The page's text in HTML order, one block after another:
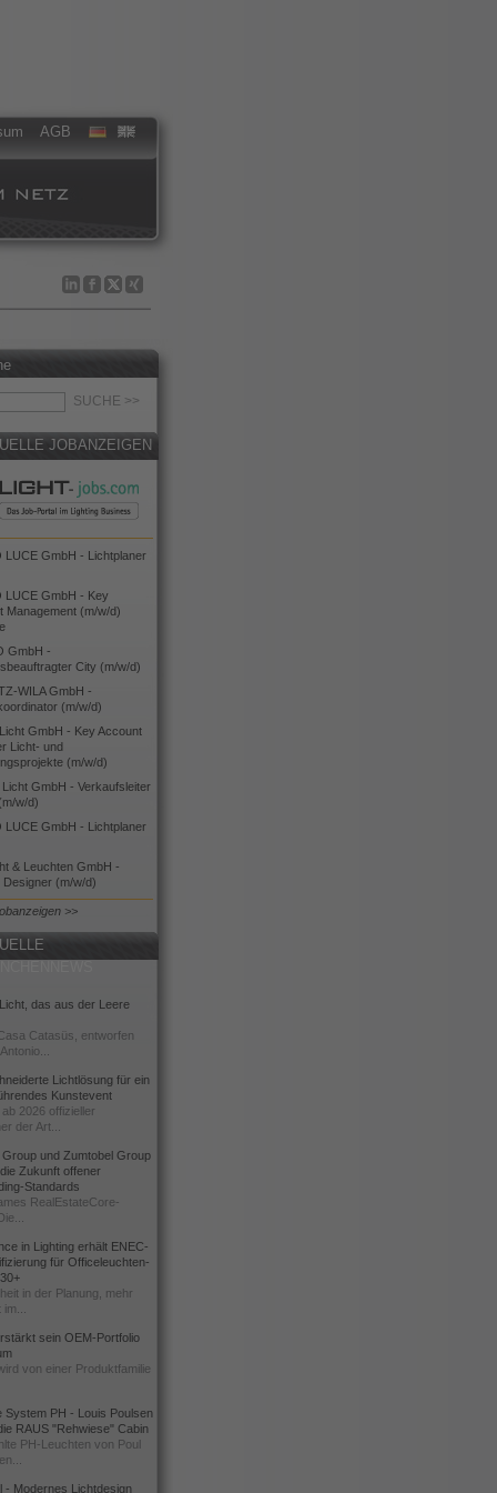
AGB
JOBANZEIGEN
LUCE GmbH - Lichtplaner
LUCE GmbH - Key
Management (m/w/d)
GmbH -
City (m/w/d)
WILA GmbH -
(m/w/d)
GmbH - Key Account
Licht- und
(m/w/d)
GmbH - Verkaufsleiter
w/d)
LUCE GmbH - Lichtplaner
& Leuchten GmbH -
Designer (m/w/d)
>>
das aus der Leere
Catasüs, entworfen
Lichtlösung für ein
Kunstevent
2026 offizieller
der Art...
und Zumtobel Group
Zukunft offener
Standards
RealEstateCore-
in Lighting erhält ENEC-
für Officeleuchten-
in der Planung, mehr
sein OEM-Portfolio
von einer Produktfamilie
System PH - Louis Poulsen
RAUS "Rehwiese" Cabin
PH-Leuchten von Poul
- Modernes Lichtdesign